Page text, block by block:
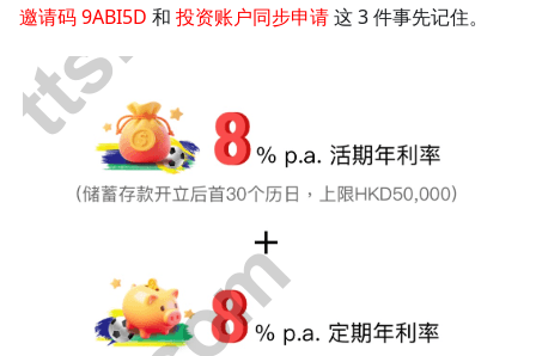
邀请码 9ABI5D 和 投资账户同步申请这 3 件事先记住。